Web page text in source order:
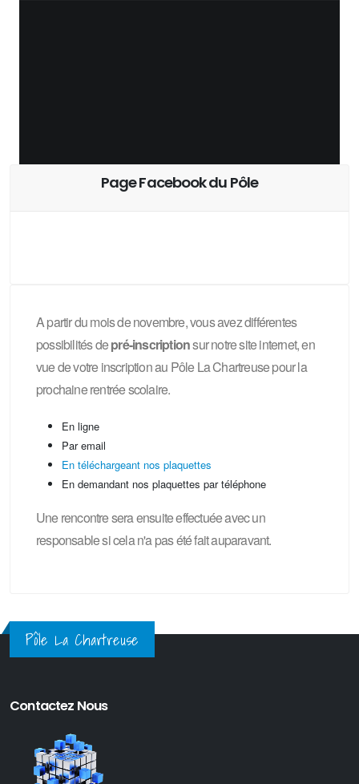
Page Facebook du Pôle
A partir du mois de novembre, vous avez différentes
possibilités depré-inscriptionsur notre site internet, en
vue de votre inscription au Pôle La Chartreuse pour la
prochaine rentrée scolaire.
En ligne
Par email
En téléchargeant nos plaquettes
En demandant nos plaquettes par téléphone
Une rencontre sera ensuite effectuée avec un
responsable si cela n'a pas été fait auparavant.
Pôle La Chartreuse
Contactez Nous